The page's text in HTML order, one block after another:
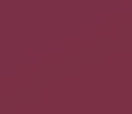
de la
de la connexion,
le pilote rtl8187),